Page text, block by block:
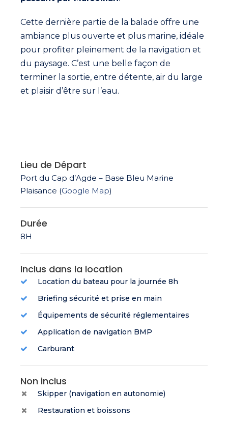
Cette dernière partie de la balade offre une
ambiance plus ouverte et plus marine, idéale
pour profiter pleinement de la navigation et
du paysage. C’est une belle façon de
terminer la sortie, entre détente, air du large
et plaisir d’être sur l’eau.
Lieu de Départ
Port du Cap d’Agde – Base Bleu Marine
Plaisance (Google Map)
Durée
8H
Inclus dans la location
Location du bateau pour la journée 8h
Briefing sécurité et prise en main
Équipements de sécurité réglementaires
Application de navigation BMP
Carburant
Non inclus
Skipper (navigation en autonomie)
Restauration et boissons